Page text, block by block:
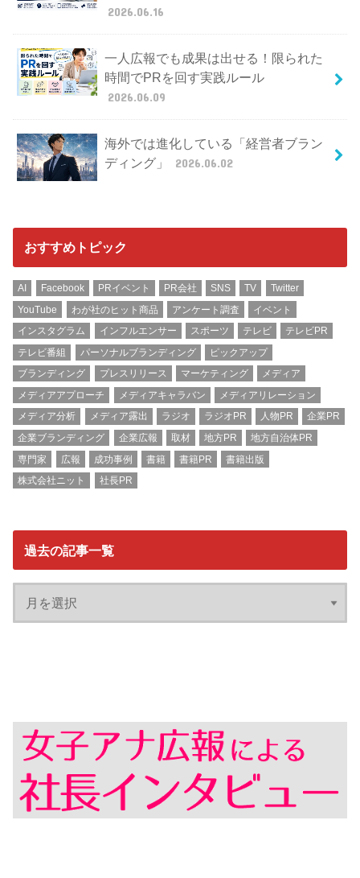
2026.06.16
一人広報でも成果は出せる！限られた
時間でPRを回す実践ルール
2026.06.09
海外では進化している「経営者ブラン
ディング」
2026.06.02
おすすめトピック
AI Facebook PRイベント PR会社 SNS TV
Twitter
YouTube
わが社のヒット商品 アンケート調査
イベント
インスタグラム
インフルエンサー スポーツ テレビ
テレビPR
テレビ番組
パーソナルブランディング
ピックアップ
ブランディング
プレスリリース マーケティング
メディア
メディアアプローチ
メディアキャラバン
メディアリレーション
メディア分析
メディア露出 ラジオ ラジオPR 人物PR
企業PR
企業ブランディング
企業広報 取材 地方PR
地方自治体PR
専門家
広報 成功事例 書籍 書籍PR
書籍出版
株式会社ニット
社長PR
過去の記事一覧